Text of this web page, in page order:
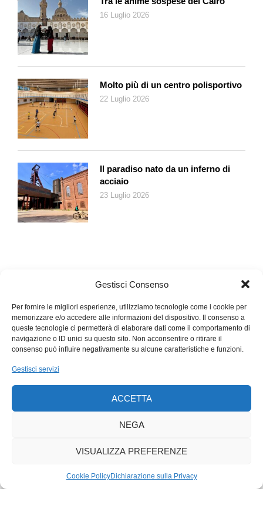
Gestisci Consenso
Per fornire le migliori esperienze, utilizziamo tecnologie come i cookie per
memorizzare e/o accedere alle informazioni del dispositivo. Il consenso a
queste tecnologie ci permetterà di elaborare dati come il comportamento di
navigazione o ID unici su questo sito. Non acconsentire o ritirare il
consenso può influire negativamente su alcune caratteristiche e funzioni.
Gestisci servizi
ACCETTA
NEGA
VISUALIZZA PREFERENZE
Cookie PolicyDichiarazione sulla Privacy
a dedicare un’enciclica alla difesa dell’ambiente), inscindibile
da quella per gli esseri umani «d’intralcio» e perciò espulsi dal
sistema produttivo globalizzato. La sua è un’Ecologia
umanistica in cui la prima specie da proteggere, tra farfalle,
rettili e balene, è quella dei «sapiens» trascurati (o triturati)
dalla macchina del profitto: vecchi, migranti, malati e civili di
tutte le guerre. Bergoglio denunciava la cultura «dello scarto»
contro cui ci si dovrebbe battere non perché si è cattolici, ma
perché si è esseri umani che tutelano il cosmo e quindi il futuro
stesso della propria specie.
dei perdenti e non dei vincitori, delle vittime e mai degli
aggressori: l’ultimo leader pacifista che si possa accostare
senza imbarazzi a Martin Luther King o a Gandhi.
Se ne va come era arrivato, mettendosi un po’ di lato, lontano –
non nella Basilica di San Pietro, apoteosi barocca del
occhi di un’icona bizantina della Madonna a ridosso della
stazione Termini, chiassoso crocevia di popolo: pendolari,
studenti, turisti, famiglie e barboni. La gente che amava.
16 Luglio 2026
Molto più di un centro polisportivo
22 Luglio 2026
Il paradiso nato da un inferno di
acciaio
23 Luglio 2026